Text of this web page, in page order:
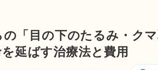
の「目の下のたるみ・ク
延ばす治療法と費用